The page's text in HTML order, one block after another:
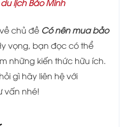
lịch Bảo Minh
chủ đề Có nên mua bảo
vọng, bạn đọc có thể
những kiến thức hữu ích.
gì hãy liên hệ với
vấn nhé!